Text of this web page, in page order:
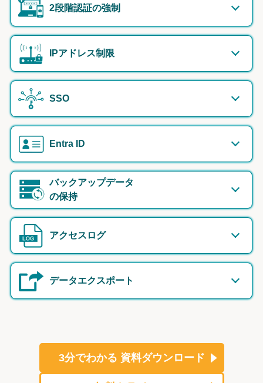
2段階認証の強制
IPアドレス制限
SSO
Entra ID
バックアップデータ
の保持
アクセスログ
データエクスポート
3分でわかる 資料ダウンロード